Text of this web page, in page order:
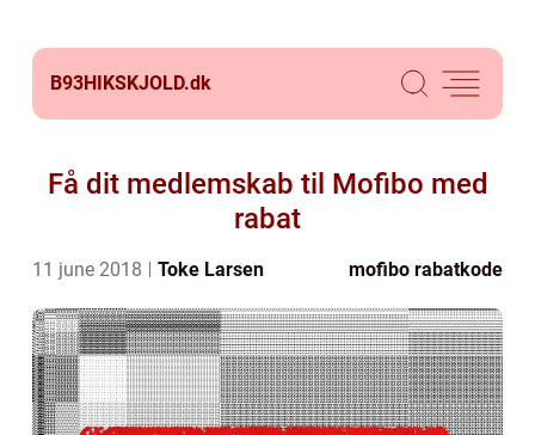
B93HIKSKJOLD.dk
Få dit medlemskab til Mofibo med
rabat
11 june 2018 Toke Larsen mofibo rabatkode